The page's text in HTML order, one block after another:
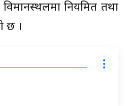
नियमित तथा
छ ।